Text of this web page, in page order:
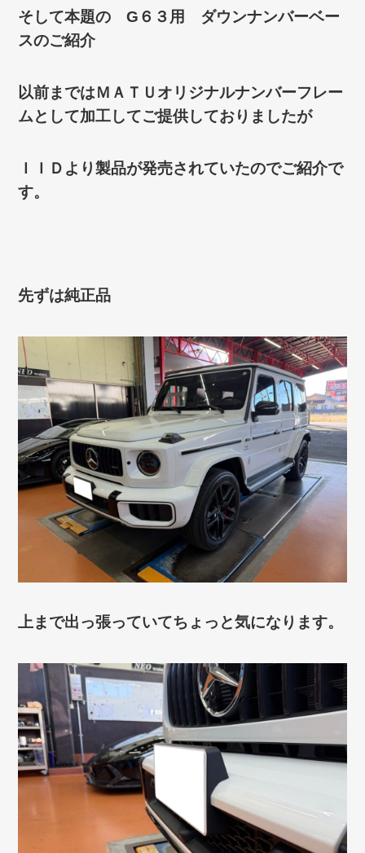
そして本題の G６３用 ダウンナンバーベー
スのご紹介
以前まではＭＡＴＵオリジナルナンバーフレー
ムとして加工してご提供しておりましたが
ＩＩＤより製品が発売されていたのでご紹介で
す。
先ずは純正品
上まで出っ張っていてちょっと気になります。